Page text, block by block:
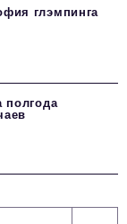
глэмпинга
полгода